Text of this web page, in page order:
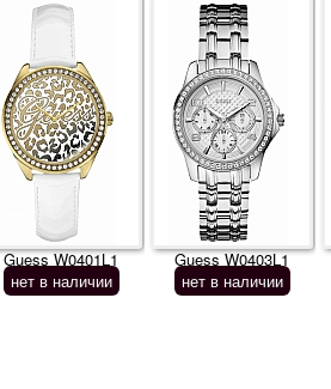
Guess W0401L1
нет в наличии
Guess W0403L1
нет в наличии